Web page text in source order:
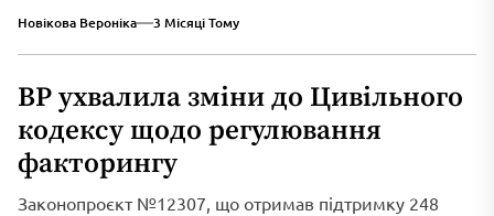
Новікова Вероніка 3 Місяці Тому
ВР ухвалила зміни до Цивільного
кодексу щодо регулювання
факторингу
Законопроєкт №12307, що отримав підтримку 248